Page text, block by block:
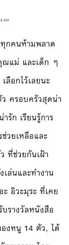
กคนห้ามพลาด
ณแม่ และเด็ก ๆ
อกไว้เลยนะ
ครอบครัวสุดน่า
รัก เรียนรู้การ
วยเหลือและ
ที่ช่วยกันเฝ้า
ล่นและทำงาน
อิวะมุระ ที่เคย
รางวัลหนังสือ
งหนู 14 ตัว, ได้